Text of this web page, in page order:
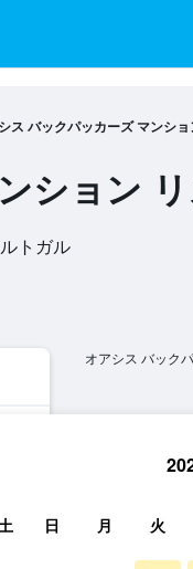
ス バックパッカーズ マンシ
ション
トガル
オアシス バック
日 月 火